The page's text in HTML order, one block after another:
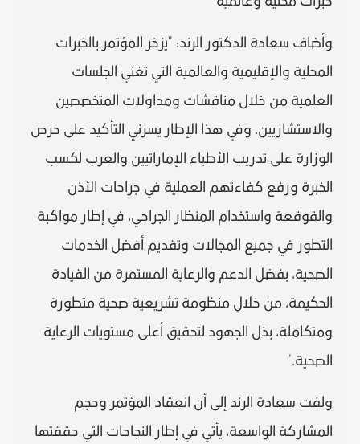
وأضاف سعادة الدكتور الرند: "يزخر المؤتمر بالخبرات
المحلية والإقليمية والعالمية التي تغني الجلسات
العلمية من خلال مناقشات ومداولات المتخصصين
والاستشاريين. وفي هذا الإطار يسرني التأكيد على حرص
الوزارة على تدريب الأطباء الإماراتيين والعرب لكسب
الخبرة ورفع كفاءتهم العملية في جراحات الأذن
والقوقعة واستخدام المنظار الجراحي، في إطار مواكبة
التطور في جميع المجالات وتقديم أفضل الخدمات
الصحية، بفضل الدعم والرعاية المستمرة من القيادة
الحكيمة، من خلال منظومة تشريعية صحية متطورة
ومتكاملة، بذل الجهود لتحقيق أعلى مستويات الرعاية
الصحية."
ولفت سعادة الرند إلى أن انعقاد المؤتمر وحجم
المشاركة الواسعة، يأتي في إطار النجاحات التي حققتها